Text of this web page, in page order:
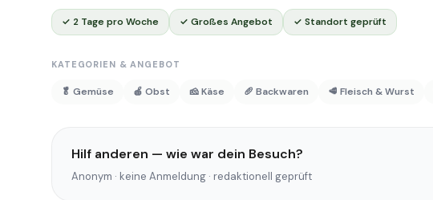
✓ 2 Tage pro Woche ✓ Großes Angebot ✓ Standort geprüft
KATEGORIEN & ANGEBOT
🥬 Gemüse 🍎 Obst 🧀 Käse 🥖 Backwaren 🥩 Fleisch & Wurst
Hilf anderen — wie war dein Besuch?
Anonym · keine Anmeldung · redaktionell geprüft